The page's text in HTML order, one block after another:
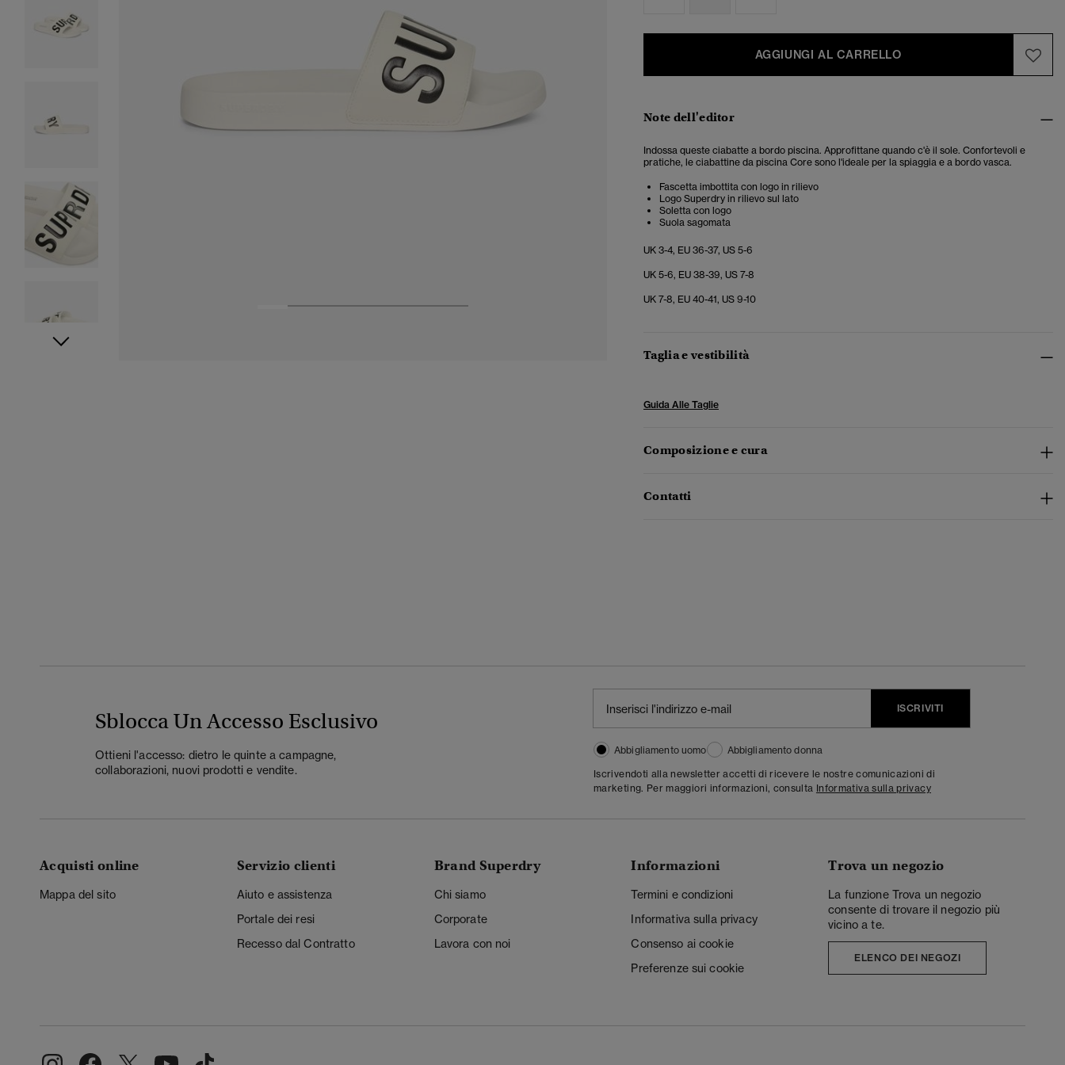
AGGIUNGI AL CARRELLO
Note dell'editor
Indossa queste ciabatte a bordo piscina. Approfittane quando c'è il sole. Confortevoli e
pratiche, le ciabattine da piscina Core sono l'ideale per la spiaggia e a bordo vasca.
Fascetta imbottita con logo in rilievo
Logo Superdry in rilievo sul lato
Soletta con logo
Suola sagomata
UK 3-4, EU 36-37, US 5-6
UK 5-6, EU 38-39, US 7-8
UK 7-8, EU 40-41, US 9-10
Taglia e vestibilità
Guida Alle Taglie
Composizione e cura
Contatti
Sblocca Un Accesso Esclusivo
Ottieni l'accesso: dietro le quinte a campagne,
collaborazioni, nuovi prodotti e vendite.
ISCRIVITI
Abbigliamento uomo
Abbigliamento donna
Iscrivendoti alla newsletter accetti di ricevere le nostre comunicazioni di
marketing. Per maggiori informazioni, consulta Informativa sulla privacy
Acquisti online
Mappa del sito
Servizio clienti
Aiuto e assistenza
Portale dei resi
Recesso dal Contratto
Brand Superdry
Chi siamo
Corporate
Lavora con noi
Informazioni
Termini e condizioni
Informativa sulla privacy
Consenso ai cookie
Preferenze sui cookie
Trova un negozio
La funzione Trova un negozio
consente di trovare il negozio più
vicino a te.
ELENCO DEI NEGOZI